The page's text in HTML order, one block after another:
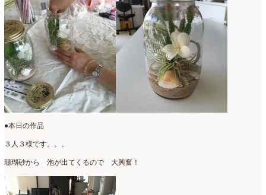
●本日の作品
３人３様です。。。
珊瑚砂から 泡が出てくるので 大興奮！